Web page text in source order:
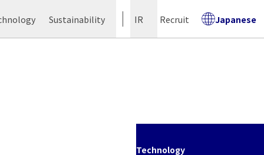
Sustainability IR Recruit Japanese
Technology